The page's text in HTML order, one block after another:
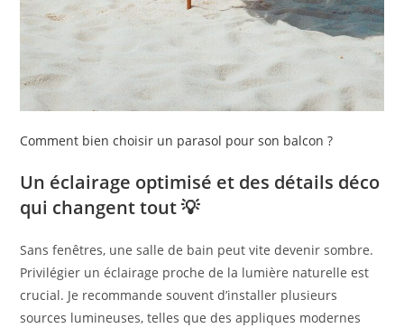
Comment bien choisir un parasol pour son balcon ?
Un éclairage optimisé et des détails déco
qui changent tout 💡
Sans fenêtres, une salle de bain peut vite devenir sombre.
Privilégier un éclairage proche de la lumière naturelle est
crucial. Je recommande souvent d’installer plusieurs
sources lumineuses, telles que des appliques modernes